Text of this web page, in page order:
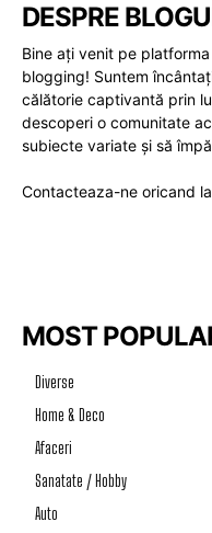
DESPRE
Bine ați venit pe
blogging! Suntem
călătorie captivantă prin
descoperi o comunitate
subiecte variate și să
Contacteaza-ne oricand
MOST
Diverse
Home & Deco
Afaceri
Sanatate / Hobby
Auto